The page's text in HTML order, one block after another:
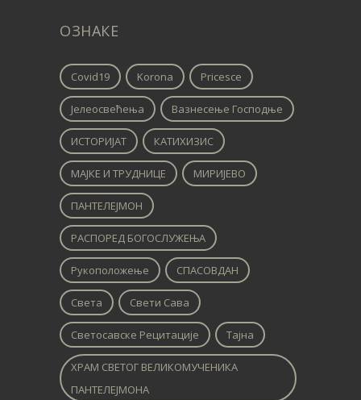
ОЗНАКЕ
Covid19 Korona Pricesce
Јелеосвећења Вазнесење Господње
ИСТОРИЈАТ КАТИХИЗИС
МАЈКЕ И ТРУДНИЦЕ МИРИЈЕВО
ПАНТЕЛЕЈМОН
РАСПОРЕД БОГОСЛУЖЕЊА
Рукоположење СПАСОВДАН
Света Свети Сава
Светосавске Рецитације Тајна
ХРАМ СВЕТОГ ВЕЛИКОМУЧЕНИКА
ПАНТЕЛЕЈМОНА